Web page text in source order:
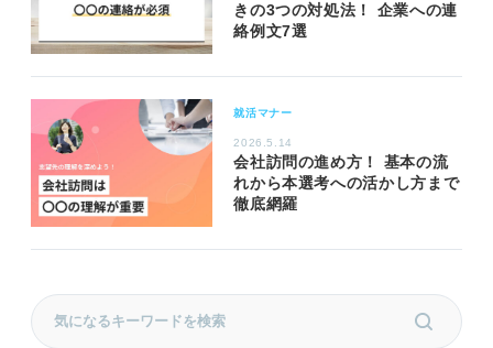
きの3つの対処法！ 企業への連
絡例文7選
就活マナー
2026.5.14
会社訪問の進め方！ 基本の流
れから本選考への活かし方まで
徹底網羅